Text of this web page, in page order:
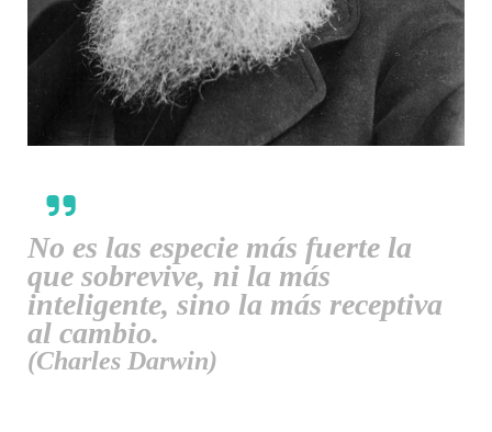
No es las especie más fuerte la
que sobrevive, ni la más
inteligente, sino la más receptiva
al cambio.
(Charles Darwin)